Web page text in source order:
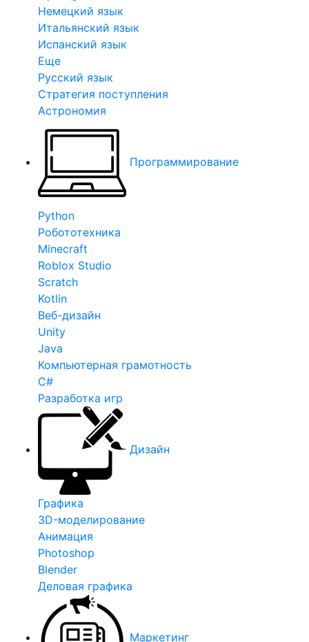
Немецкий язык
Итальянский язык
Испанский язык
Еще
Русский язык
Стратегия поступления
Астрономия
Программирование
Python
Робототехника
Minecraft
Roblox Studio
Scratch
Kotlin
Веб-дизайн
Unity
Java
Компьютерная грамотность
C#
Разработка игр
Дизайн
Графика
3D-моделирование
Анимация
Photoshop
Blender
Деловая графика
Маркетинг